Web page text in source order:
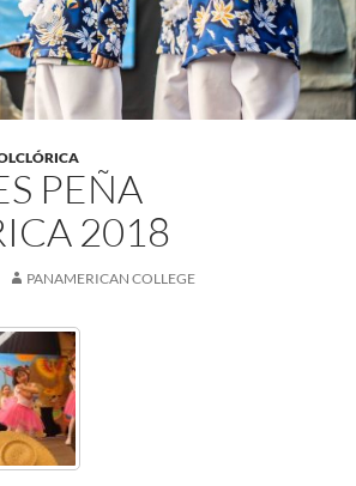
PEÑA
2018
PANAMERICAN COLLEGE